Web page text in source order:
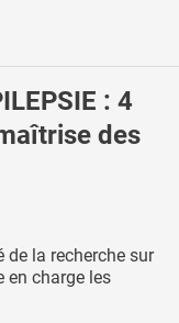
: 4
des
la recherche sur
en charge les